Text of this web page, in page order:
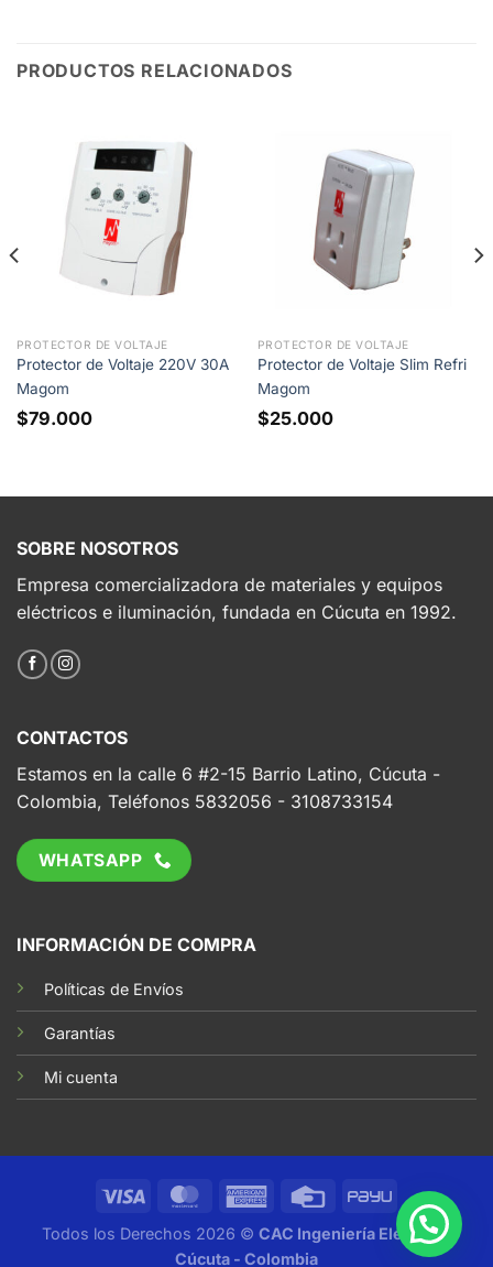
PRODUCTOS RELACIONADOS
PROTECTOR DE VOLTAJE
Protector de Voltaje 220V 30A
Magom
$79.000
PROTECTOR DE VOLTAJE
Protector de Voltaje Slim Refri
Magom
$25.000
SOBRE NOSOTROS
Empresa comercializadora de materiales y equipos
eléctricos e iluminación, fundada en Cúcuta en 1992.
CONTACTOS
Estamos en la calle 6 #2-15 Barrio Latino, Cúcuta -
Colombia, Teléfonos 5832056 - 3108733154
WHATSAPP
INFORMACIÓN DE COMPRA
Políticas de Envíos
Garantías
Mi cuenta
Todos los Derechos 2026 © CAC Ingeniería Eléctrica,
Cúcuta - Colombia